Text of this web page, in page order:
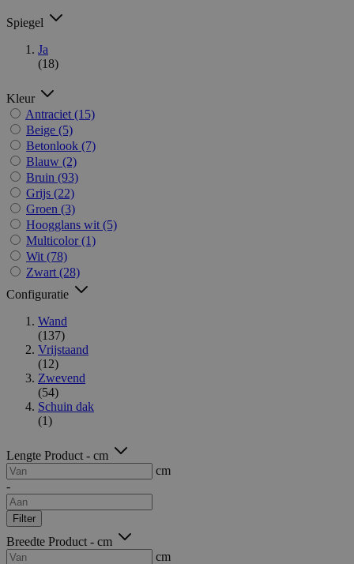
Spiegel
Ja
(18)
Kleur
Antraciet (15)
Beige (5)
Betonlook (7)
Blauw (2)
Bruin (93)
Grijs (22)
Groen (3)
Hoogglans wit (5)
Multicolor (1)
Wit (78)
Zwart (28)
Configuratie
Wand
(137)
Vrijstaand
(12)
Zwevend
(54)
Schuin dak
(1)
Lengte Product - cm
cm
-
Filter
Breedte Product - cm
cm